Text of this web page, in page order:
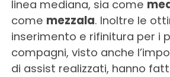
linea mediana, sia come
come mezzala. Inoltre le
inserimento e rifinitura per i
compagni, visto anche
di assist realizzati, hanno